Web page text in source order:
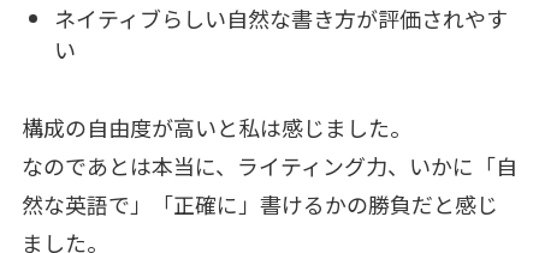
ネイティブらしい自然な書き方が評価されやす
い
構成の自由度が高いと私は感じました。
なのであとは本当に、ライティング力、いかに「自
然な英語で」「正確に」書けるかの勝負だと感じ
ました。